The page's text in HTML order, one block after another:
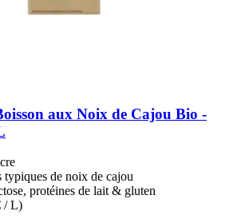
aux Noix de Cajou Bio -​
typiques de noix de cajou
protéines de lait & gluten
/ L)